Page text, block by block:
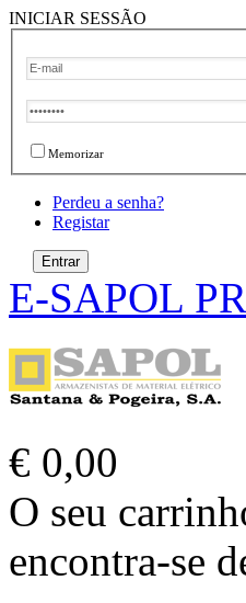
INICIAR SESSÃO
Memorizar
Perdeu a senha?
Registar
E-SAPOL
€ 0,00
O seu
encontra-se